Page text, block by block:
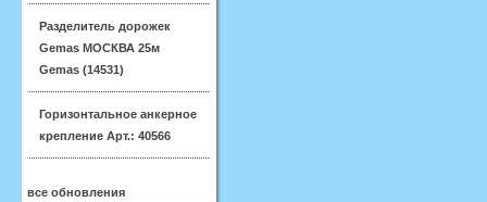
Разделитель дорожек
Gemas МОСКВА 25м
Gemas (14531)
Горизонтальное анкерное
крепление Арт.: 40566
все обновления